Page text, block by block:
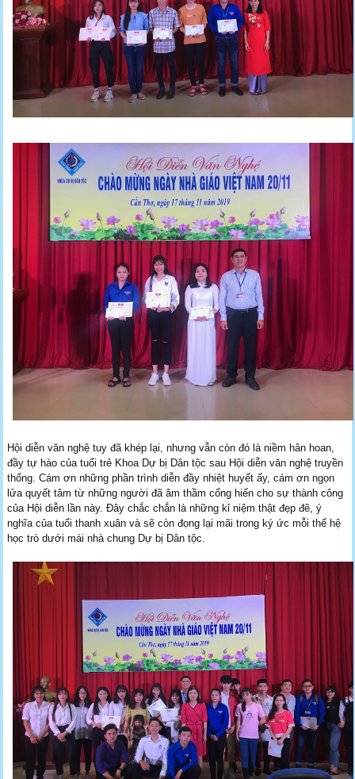
Hội diễn văn nghệ tuy đã khép lại, nhưng vẫn còn đó là niềm hân hoan,
đầy tự hào của tuổi trẻ Khoa Dự bị Dân tộc sau Hội diễn văn nghệ truyền
thống. Cám ơn những phần trình diễn đầy nhiệt huyết ấy, cám ơn ngọn
lửa quyết tâm từ những người đã âm thầm cống hiến cho sự thành công
của Hội diễn lần này. Đây chắc chắn là những kỉ niệm thật đẹp đẽ, ý
nghĩa của tuổi thanh xuân và sẽ còn đọng lại mãi trong ký ức mỗi thế hệ
học trò dưới mái nhà chung Dự bị Dân tộc.